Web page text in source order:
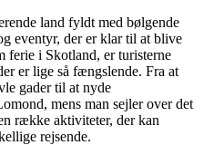
land fyldt med bølgende
eventyr, der er klar til at blive
ferie i Skotland, er turisterne
er lige så fængslende. Fra at
gader til at nyde
mens man sejler over det
række aktiviteter, der kan
rejsende.